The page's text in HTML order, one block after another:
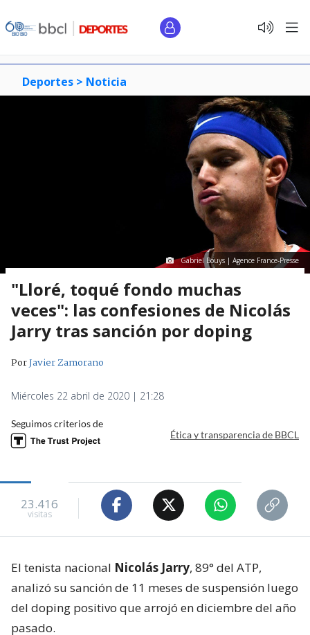
Deportes > Noticia
Gabriel Bouys | Agence France-Presse
"Lloré, toqué fondo muchas
veces": las confesiones de Nicolás
Jarry tras sanción por doping
PorJavier Zamorano
Miércoles 22 abril de 2020 | 21:28
Seguimos criterios de
Ética y transparencia de BBCL
23.416
visitas
El tenista nacional Nicolás Jarry, 89° del ATP,
analizó su sanción de 11 meses de suspensión luego
del doping positivo que arrojó en diciembre del año
pasado.